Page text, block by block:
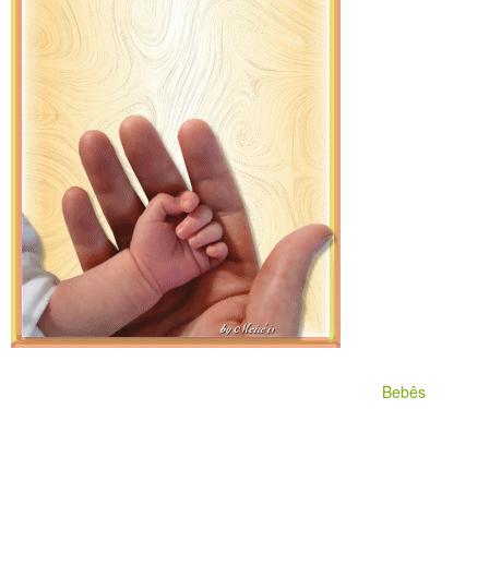
Bebês